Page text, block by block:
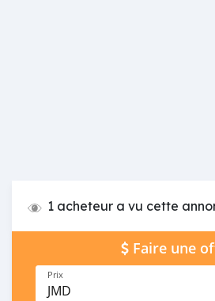
1 acheteur a vu cette
Faire une
Prix
JMD